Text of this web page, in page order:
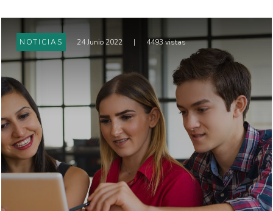
NOTICIAS 24 Junio 2022 | 4493 vistas